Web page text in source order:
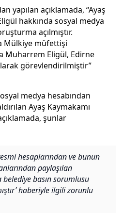
yapılan açıklamada, “Ayaş
hakkında sosyal medya
açılmıştır.
Mülkiye müfettişi
Muharrem Eligül, Edirne
görevlendirilmiştir”
medya hesabından
Ayaş Kaymakamı
şunlar
hesaplarından ve bunun
paylaşılan
belediye basın sorumlusu
haberiyle ilgili zorunlu